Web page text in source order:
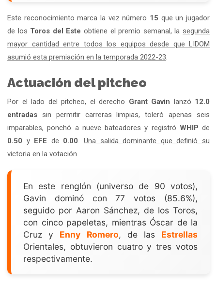
Este reconocimiento marca la vez número 15 que un jugador
de los Toros del Este obtiene el premio semanal, la segunda
mayor cantidad entre todos los equipos desde que LIDOM
asumió esta premiación en la temporada 2022-23.
Actuación del pitcheo
Por el lado del pitcheo, el derecho Grant Gavin lanzó 12.0
entradas sin permitir carreras limpias, toleró apenas seis
imparables, ponchó a nueve bateadores y registró WHIP de
0.50 y EFE de 0.00.Una salida dominante que definió su
victoria en la votación.
En este renglón (universo de 90 votos),
Gavin dominó con 77 votos (85.6%),
seguido por Aaron Sánchez, de los Toros,
con cinco papeletas, mientras Óscar de la
Cruz y Enny Romero, de las Estrellas
Orientales, obtuvieron cuatro y tres votos
respectivamente.